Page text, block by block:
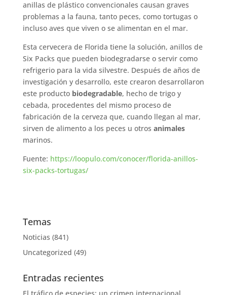
anillas de plástico convencionales causan graves
problemas a la fauna, tanto peces, como tortugas o
incluso aves que viven o se alimentan en el mar.
Esta cervecera de Florida tiene la solución, anillos de
Six Packs que pueden biodegradarse o servir como
refrigerio para la vida silvestre. Después de años de
investigación y desarrollo, este crearon desarrollaron
este producto biodegradable, hecho de trigo y
cebada, procedentes del mismo proceso de
fabricación de la cerveza que, cuando llegan al mar,
sirven de alimento a los peces u otros animales
marinos.
Fuente: https://loopulo.com/conocer/florida-anillos-
six-packs-tortugas/
Temas
Noticias (841)
Uncategorized (49)
Entradas recientes